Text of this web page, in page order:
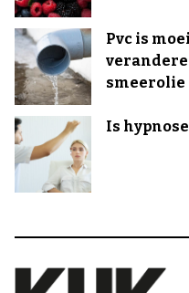
Pvc is
smeerolie
Is